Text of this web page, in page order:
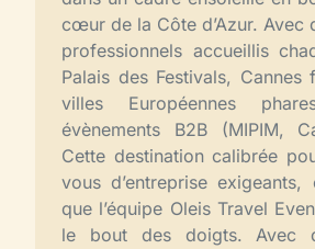
cœur de la Côte d’Azur. Avec
professionnels accueillis
Palais des Festivals,
villes Européennes
évènements B2B (MIPIM,
Cette destination calibrée
vous d’entreprise
que l’équipe Oleis Travel
le bout des doigts. Avec